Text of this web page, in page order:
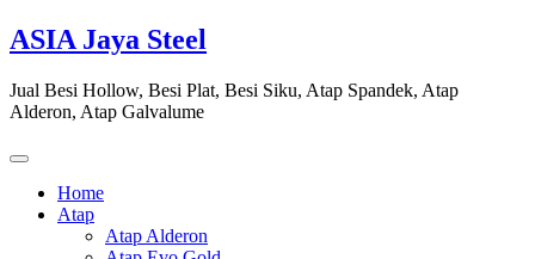
Skip
to
ASIA Jaya Steel
Jual Besi Hollow, Besi Plat, Besi Siku, Atap Spandek, Atap
Alderon, Atap Galvalume
Home
Atap
Atap Alderon